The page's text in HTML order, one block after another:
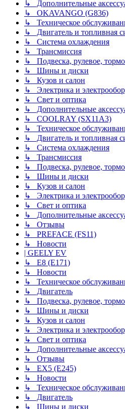
↳ Дополнительные
↳ OKAVANGO (G836)
↳ Техническое
↳ Двигатель и топливная
↳ Система охлаждения
↳ Трансмиссия
↳ Подвеска, рулевое,
↳ Шины и диски
↳ Кузов и салон
↳ Электрика и
↳ Свет и оптика
↳ Дополнительные
↳ COOLRAY (SX11A3)
↳ Техническое
↳ Двигатель и топливная
↳ Система охлаждения
↳ Трансмиссия
↳ Подвеска, рулевое,
↳ Шины и диски
↳ Кузов и салон
↳ Электрика и
↳ Свет и оптика
↳ Дополнительные
↳ Отзывы
↳ PREFACE (FS11)
↳ Новости
| GEELY EV
↳ E8 (E171)
↳ Новости
↳ Техническое
↳ Двигатель
↳ Подвеска, рулевое,
↳ Шины и диски
↳ Кузов и салон
↳ Электрика и
↳ Свет и оптика
↳ Дополнительные
↳ Отзывы
↳ EX5 (E245)
↳ Новости
↳ Техническое
↳ Двигатель
↳ Шины и диски